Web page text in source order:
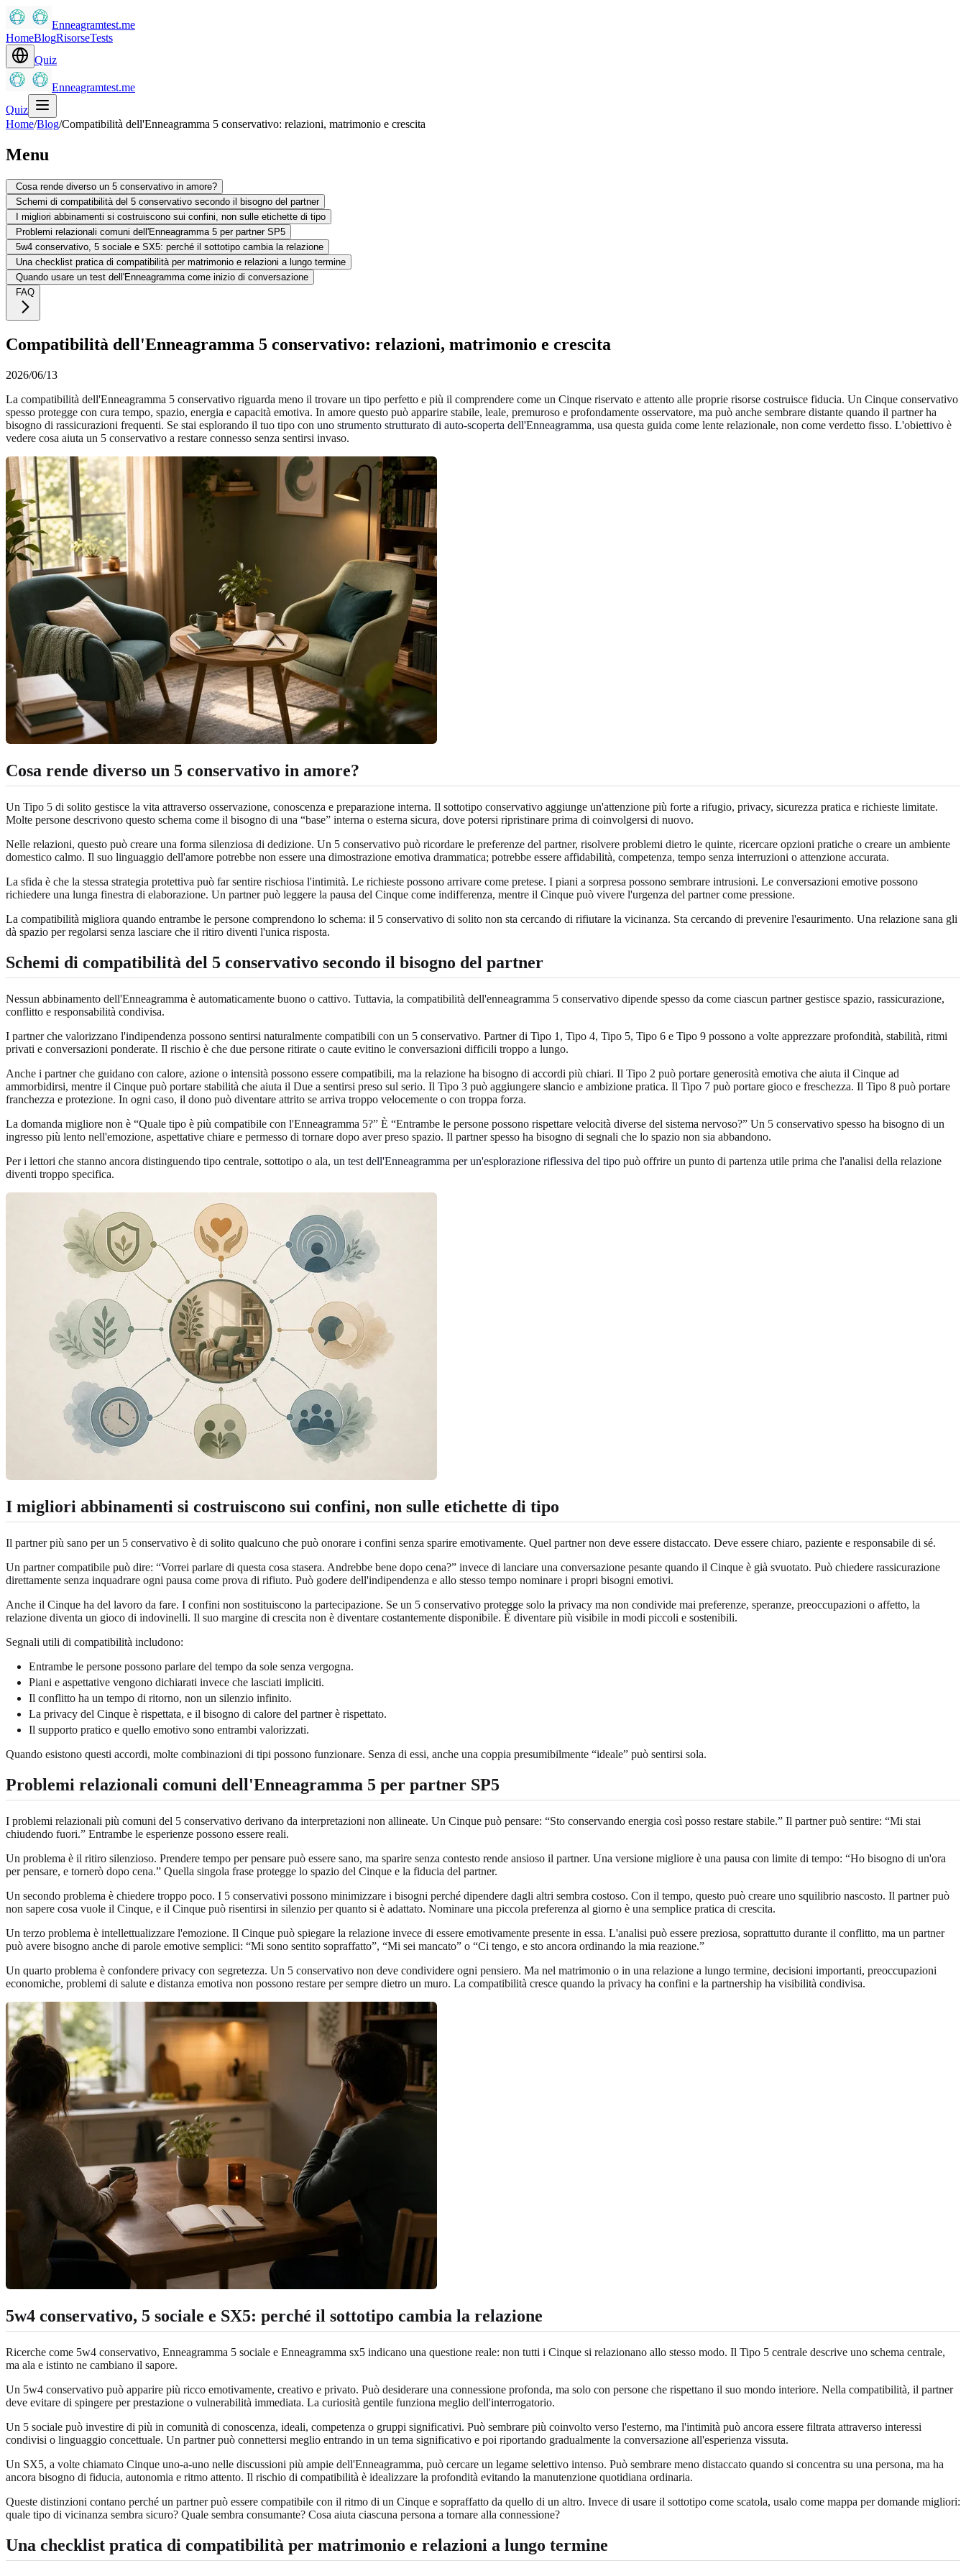
Enneagramtest.me
HomeBlogRisorseTests
Quiz
Enneagramtest.me
Quiz
Home/Blog/Compatibilità dell'Enneagramma 5 conservativo: relazioni, matrimonio e crescita
Menu
Cosa rende diverso un 5 conservativo in amore?
Schemi di compatibilità del 5 conservativo secondo il bisogno del partner
I migliori abbinamenti si costruiscono sui confini, non sulle etichette di tipo
Problemi relazionali comuni dell'Enneagramma 5 per partner SP5
5w4 conservativo, 5 sociale e SX5: perché il sottotipo cambia la relazione
Una checklist pratica di compatibilità per matrimonio e relazioni a lungo termine
Quando usare un test dell'Enneagramma come inizio di conversazione
FAQ
Compatibilità dell'Enneagramma 5 conservativo: relazioni, matrimonio e crescita
2026/06/13
La compatibilità dell'Enneagramma 5 conservativo riguarda meno il trovare un tipo perfetto e più il comprendere come un Cinque riservato e attento alle proprie risorse costruisce fiducia. Un Cinque conservativo
spesso protegge con cura tempo, spazio, energia e capacità emotiva. In amore questo può apparire stabile, leale, premuroso e profondamente osservatore, ma può anche sembrare distante quando il partner ha
bisogno di rassicurazioni frequenti. Se stai esplorando il tuo tipo con uno strumento strutturato di auto-scoperta dell'Enneagramma, usa questa guida come lente relazionale, non come verdetto fisso. L'obiettivo è
vedere cosa aiuta un 5 conservativo a restare connesso senza sentirsi invaso.
Cosa rende diverso un 5 conservativo in amore?
Un Tipo 5 di solito gestisce la vita attraverso osservazione, conoscenza e preparazione interna. Il sottotipo conservativo aggiunge un'attenzione più forte a rifugio, privacy, sicurezza pratica e richieste limitate.
Molte persone descrivono questo schema come il bisogno di una “base” interna o esterna sicura, dove potersi ripristinare prima di coinvolgersi di nuovo.
Nelle relazioni, questo può creare una forma silenziosa di dedizione. Un 5 conservativo può ricordare le preferenze del partner, risolvere problemi dietro le quinte, ricercare opzioni pratiche o creare un ambiente
domestico calmo. Il suo linguaggio dell'amore potrebbe non essere una dimostrazione emotiva drammatica; potrebbe essere affidabilità, competenza, tempo senza interruzioni o attenzione accurata.
La sfida è che la stessa strategia protettiva può far sentire rischiosa l'intimità. Le richieste possono arrivare come pretese. I piani a sorpresa possono sembrare intrusioni. Le conversazioni emotive possono
richiedere una lunga finestra di elaborazione. Un partner può leggere la pausa del Cinque come indifferenza, mentre il Cinque può vivere l'urgenza del partner come pressione.
La compatibilità migliora quando entrambe le persone comprendono lo schema: il 5 conservativo di solito non sta cercando di rifiutare la vicinanza. Sta cercando di prevenire l'esaurimento. Una relazione sana gli
dà spazio per regolarsi senza lasciare che il ritiro diventi l'unica risposta.
Schemi di compatibilità del 5 conservativo secondo il bisogno del partner
Nessun abbinamento dell'Enneagramma è automaticamente buono o cattivo. Tuttavia, la compatibilità dell'enneagramma 5 conservativo dipende spesso da come ciascun partner gestisce spazio, rassicurazione,
conflitto e responsabilità condivisa.
I partner che valorizzano l'indipendenza possono sentirsi naturalmente compatibili con un 5 conservativo. Partner di Tipo 1, Tipo 4, Tipo 5, Tipo 6 e Tipo 9 possono a volte apprezzare profondità, stabilità, ritmi
privati e conversazioni ponderate. Il rischio è che due persone ritirate o caute evitino le conversazioni difficili troppo a lungo.
Anche i partner che guidano con calore, azione o intensità possono essere compatibili, ma la relazione ha bisogno di accordi più chiari. Il Tipo 2 può portare generosità emotiva che aiuta il Cinque ad
ammorbidirsi, mentre il Cinque può portare stabilità che aiuta il Due a sentirsi preso sul serio. Il Tipo 3 può aggiungere slancio e ambizione pratica. Il Tipo 7 può portare gioco e freschezza. Il Tipo 8 può portare
franchezza e protezione. In ogni caso, il dono può diventare attrito se arriva troppo velocemente o con troppa forza.
La domanda migliore non è “Quale tipo è più compatibile con l'Enneagramma 5?” È “Entrambe le persone possono rispettare velocità diverse del sistema nervoso?” Un 5 conservativo spesso ha bisogno di un
ingresso più lento nell'emozione, aspettative chiare e permesso di tornare dopo aver preso spazio. Il partner spesso ha bisogno di segnali che lo spazio non sia abbandono.
Per i lettori che stanno ancora distinguendo tipo centrale, sottotipo o ala, un test dell'Enneagramma per un'esplorazione riflessiva del tipo può offrire un punto di partenza utile prima che l'analisi della relazione
diventi troppo specifica.
I migliori abbinamenti si costruiscono sui confini, non sulle etichette di tipo
Il partner più sano per un 5 conservativo è di solito qualcuno che può onorare i confini senza sparire emotivamente. Quel partner non deve essere distaccato. Deve essere chiaro, paziente e responsabile di sé.
Un partner compatibile può dire: “Vorrei parlare di questa cosa stasera. Andrebbe bene dopo cena?” invece di lanciare una conversazione pesante quando il Cinque è già svuotato. Può chiedere rassicurazione
direttamente senza inquadrare ogni pausa come prova di rifiuto. Può godere dell'indipendenza e allo stesso tempo nominare i propri bisogni emotivi.
Anche il Cinque ha del lavoro da fare. I confini non sostituiscono la partecipazione. Se un 5 conservativo protegge solo la privacy ma non condivide mai preferenze, speranze, preoccupazioni o affetto, la
relazione diventa un gioco di indovinelli. Il suo margine di crescita non è diventare costantemente disponibile. È diventare più visibile in modi piccoli e sostenibili.
Segnali utili di compatibilità includono:
Entrambe le persone possono parlare del tempo da sole senza vergogna.
Piani e aspettative vengono dichiarati invece che lasciati impliciti.
Il conflitto ha un tempo di ritorno, non un silenzio infinito.
La privacy del Cinque è rispettata, e il bisogno di calore del partner è rispettato.
Il supporto pratico e quello emotivo sono entrambi valorizzati.
Quando esistono questi accordi, molte combinazioni di tipi possono funzionare. Senza di essi, anche una coppia presumibilmente “ideale” può sentirsi sola.
Problemi relazionali comuni dell'Enneagramma 5 per partner SP5
I problemi relazionali più comuni del 5 conservativo derivano da interpretazioni non allineate. Un Cinque può pensare: “Sto conservando energia così posso restare stabile.” Il partner può sentire: “Mi stai
chiudendo fuori.” Entrambe le esperienze possono essere reali.
Un problema è il ritiro silenzioso. Prendere tempo per pensare può essere sano, ma sparire senza contesto rende ansioso il partner. Una versione migliore è una pausa con limite di tempo: “Ho bisogno di un'ora
per pensare, e tornerò dopo cena.” Quella singola frase protegge lo spazio del Cinque e la fiducia del partner.
Un secondo problema è chiedere troppo poco. I 5 conservativi possono minimizzare i bisogni perché dipendere dagli altri sembra costoso. Con il tempo, questo può creare uno squilibrio nascosto. Il partner può
non sapere cosa vuole il Cinque, e il Cinque può risentirsi in silenzio per quanto si è adattato. Nominare una piccola preferenza al giorno è una semplice pratica di crescita.
Un terzo problema è intellettualizzare l'emozione. Il Cinque può spiegare la relazione invece di essere emotivamente presente in essa. L'analisi può essere preziosa, soprattutto durante il conflitto, ma un partner
può avere bisogno anche di parole emotive semplici: “Mi sono sentito sopraffatto”, “Mi sei mancato” o “Ci tengo, e sto ancora ordinando la mia reazione.”
Un quarto problema è confondere privacy con segretezza. Un 5 conservativo non deve condividere ogni pensiero. Ma nel matrimonio o in una relazione a lungo termine, decisioni importanti, preoccupazioni
economiche, problemi di salute e distanza emotiva non possono restare per sempre dietro un muro. La compatibilità cresce quando la privacy ha confini e la partnership ha visibilità condivisa.
5w4 conservativo, 5 sociale e SX5: perché il sottotipo cambia la relazione
Ricerche come 5w4 conservativo, Enneagramma 5 sociale e Enneagramma sx5 indicano una questione reale: non tutti i Cinque si relazionano allo stesso modo. Il Tipo 5 centrale descrive uno schema centrale,
ma ala e istinto ne cambiano il sapore.
Un 5w4 conservativo può apparire più ricco emotivamente, creativo e privato. Può desiderare una connessione profonda, ma solo con persone che rispettano il suo mondo interiore. Nella compatibilità, il partner
deve evitare di spingere per prestazione o vulnerabilità immediata. La curiosità gentile funziona meglio dell'interrogatorio.
Un 5 sociale può investire di più in comunità di conoscenza, ideali, competenza o gruppi significativi. Può sembrare più coinvolto verso l'esterno, ma l'intimità può ancora essere filtrata attraverso interessi
condivisi o linguaggio concettuale. Un partner può connettersi meglio entrando in un tema significativo e poi riportando gradualmente la conversazione all'esperienza vissuta.
Un SX5, a volte chiamato Cinque uno-a-uno nelle discussioni più ampie dell'Enneagramma, può cercare un legame selettivo intenso. Può sembrare meno distaccato quando si concentra su una persona, ma ha
ancora bisogno di fiducia, autonomia e ritmo attento. Il rischio di compatibilità è idealizzare la profondità evitando la manutenzione quotidiana ordinaria.
Queste distinzioni contano perché un partner può essere compatibile con il ritmo di un Cinque e sopraffatto da quello di un altro. Invece di usare il sottotipo come scatola, usalo come mappa per domande migliori:
quale tipo di vicinanza sembra sicuro? Quale sembra consumante? Cosa aiuta ciascuna persona a tornare alla connessione?
Una checklist pratica di compatibilità per matrimonio e relazioni a lungo termine